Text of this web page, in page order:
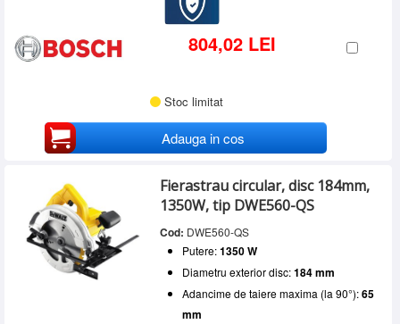
804,02 LEI
Stoc limitat
Adauga in cos
Fierastrau circular, disc 184mm,
1350W, tip DWE560-QS
Cod: DWE560-QS
Putere:1350 W
Diametru exterior disc:184 mm
Adancime de taiere maxima (la 90°):65
mm